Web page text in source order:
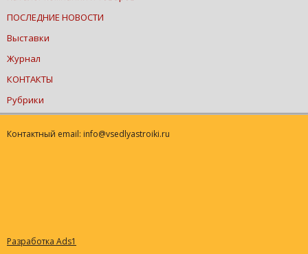
ПОСЛЕДНИЕ НОВОСТИ
Выставки
Журнал
КОНТАКТЫ
Рубрики
Контактный email: info@vsedlyastroiki.ru
Разработка Ads1